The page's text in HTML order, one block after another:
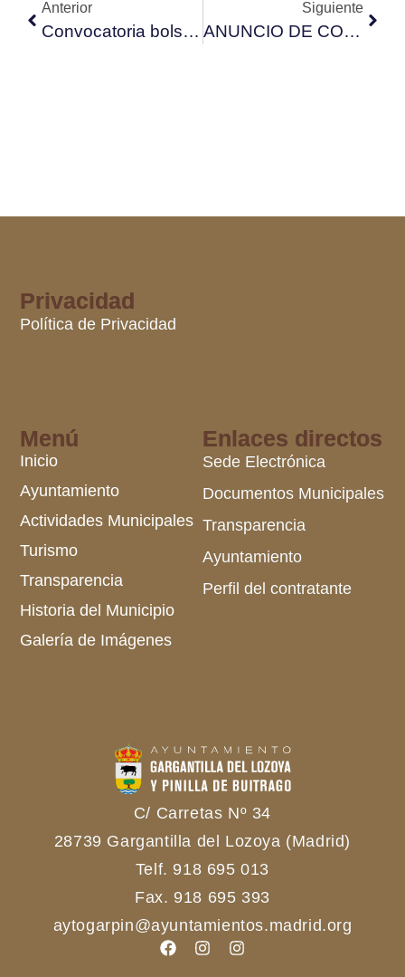
Anterior
Convocatoria bolsa de trabajo para la selección de personal laboral del puesto denominado gestor piscina municipal por contratación temporal por el Ayuntamiento de Gargantilla del Lozoya y Pinilla de Buitrago
Siguiente
ANUNCIO DE COBRANZA RELATIVO A LOS RECIBOS DEL I.A.E. 2025
C/ Carretas Nº 34
28739 Gargantilla del Lozoya (Madrid)
Telf. 918 695 013
Fax. 918 695 393
aytogarpin@ayuntamientos.madrid.org
Enlaces directos
Sede Electrónica
Documentos Municipales
Transparencia
Ayuntamiento
Perfil del contratante
Menú
Inicio
Ayuntamiento
Actividades Municipales
Turismo
Transparencia
Historia del Municipio
Galería de Imágenes
Privacidad
Política de Privacidad